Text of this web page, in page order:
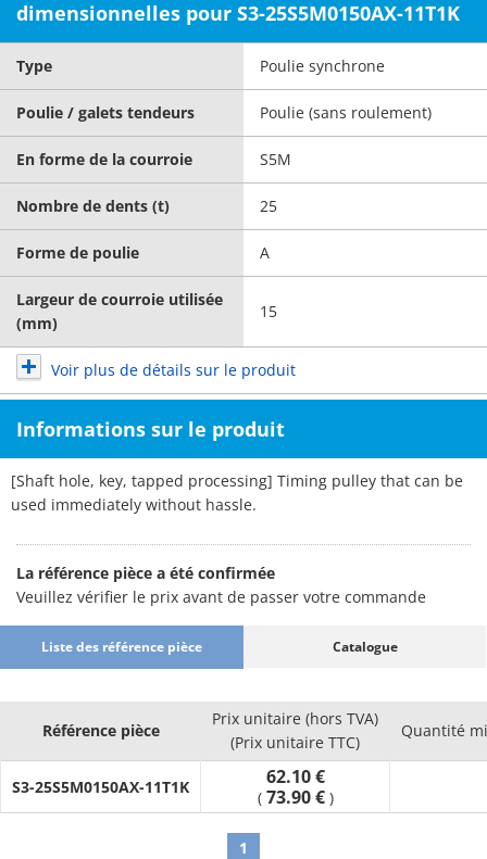
dimensionnelles pour S3-25S5M0150AX-11T1K
Type Poulie synchrone
Poulie / galets tendeurs Poulie (sans roulement)
En forme de la courroie S5M
Nombre de dents (t) 25
Forme de poulie A
Largeur de courroie utilisée
(mm)
15
Voir plus de détails sur le produit
Informations sur le produit
[Shaft hole, key, tapped processing] Timing pulley that can be
used immediately without hassle.
La référence pièce a été confirmée
Veuillez vérifier le prix avant de passer votre commande
Liste des référence pièce Catalogue
Référence pièce
Prix unitaire (hors TVA)
(Prix unitaire TTC)
Quantité
S3-25S5M0150AX-11T1K 62.10 €
( 73.90 € )
1